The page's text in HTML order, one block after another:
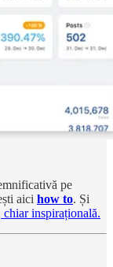
pe
aici how to. Și
chiar inspirațională.